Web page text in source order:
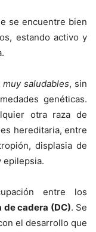
se encuentre bien
estando activo y
saludables, sin
genéticas.
otra raza de
hereditaria, entre
displasia de
epilepsia.
entre los
de cadera (DC). Se
el desarrollo que